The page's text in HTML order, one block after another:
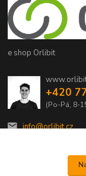
e shop Orlibit
+420
(Po-Pá, 8-
info@orlibit.cz